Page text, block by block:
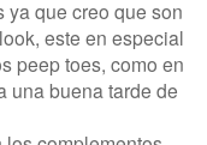
ya que creo que son
este en especial
peep toes, como en
una buena tarde de